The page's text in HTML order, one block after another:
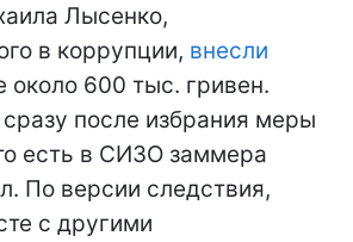
Лысенко,
в коррупции, внесли
около 600 тыс. гривен.
после избрания меры
есть в СИЗО заммера
По версии следствия,
с другими